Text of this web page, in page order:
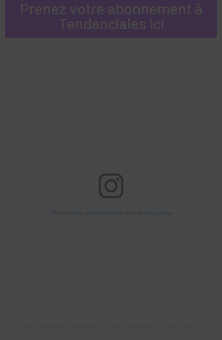
Prenez votre abonnement à
Tendanciales ici